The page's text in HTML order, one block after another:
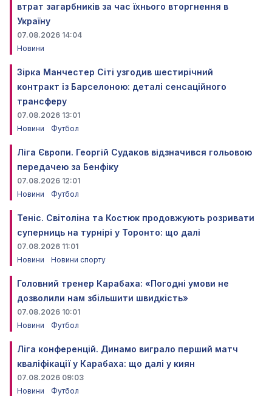
втрат загарбників за час їхнього вторгнення в
Україну
07.08.2026 14:04
Новини
Зірка Манчестер Сіті узгодив шестирічний
контракт із Барселоною: деталі сенсаційного
трансферу
07.08.2026 13:01
Новини
Футбол
Ліга Європи. Георгій Судаков відзначився гольовою
передачею за Бенфіку
07.08.2026 12:01
Новини
Футбол
Теніс. Світоліна та Костюк продовжують розривати
суперниць на турнірі у Торонто: що далі
07.08.2026 11:01
Новини
Новини спорту
Головний тренер Карабаха: «Погодні умови не
дозволили нам збільшити швидкість»
07.08.2026 10:01
Новини
Футбол
Ліга конференцій. Динамо виграло перший матч
кваліфікації у Карабаха: що далі у киян
07.08.2026 09:03
Новини
Футбол